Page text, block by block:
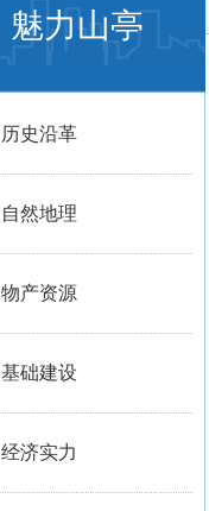
魅力山亭
历史沿革
自然地理
物产资源
基础建设
经济实力